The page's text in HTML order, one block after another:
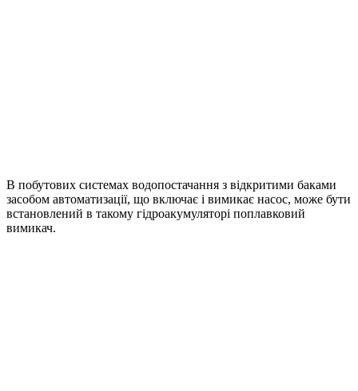
В побутових системах водопостачання з відкритими баками
засобом автоматизації, що включає і вимикає насос, може бути
встановлений в такому гідроакумуляторі поплавковий
вимикач.